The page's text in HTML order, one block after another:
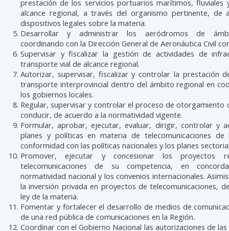
prestación de los servicios portuarios marítimos, fluviales
alcance regional, a través del organismo pertinente, de
dispositivos legales sobre la materia.
Desarrollar y administrar los aeródromos de
coordinando con la Dirección General de Aeronáutica Civil
Supervisar y fiscalizar la gestión de actividades de
transporte vial de alcance regional.
Autorizar, supervisar, fiscalizar y controlar la prestación
transporte interprovincial dentro del ámbito regional en
los gobiernos locales.
Regular, supervisar y controlar el proceso de otorgamiento
conducir, de acuerdo a la normatividad vigente.
Formular, aprobar, ejecutar, evaluar, dirigir, controlar y
planes y políticas en materia de telecomunicaciones
conformidad con las políticas nacionales y los planes
Promover, ejecutar y concesionar los proyectos
telecomunicaciones de su competencia, en
normatividad nacional y los convenios internacionales.
la inversión privada en proyectos de telecomunicaciones,
ley de la materia.
Fomentar y fortalecer el desarrollo de medios de
de una red pública de comunicaciones en la Región.
Coordinar con el Gobierno Nacional las autorizaciones de